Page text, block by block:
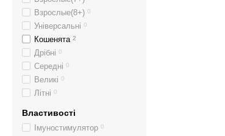
Взрослые(8+) 0
Універсальні 0
Кошенята 2
Дрібні 0
Середні 0
Великі 0
Літні 0
Властивості
Імуностимулятор 0